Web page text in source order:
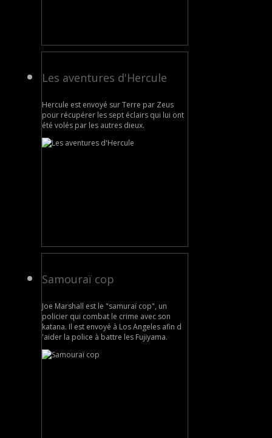
Les aventures d'Hercule
Hercule est envoyé sur Terre par Zeus
pour récupérer les sept éclairs qui lui ont
été volés par les autres dieux.
Samouraï cop
Joe Marshall est le "samuraï cop", un
policier qui combat le crime avec son
katana. Il est envoyé à Los Angeles afin d
'aider la police à battre les Fujiyama.